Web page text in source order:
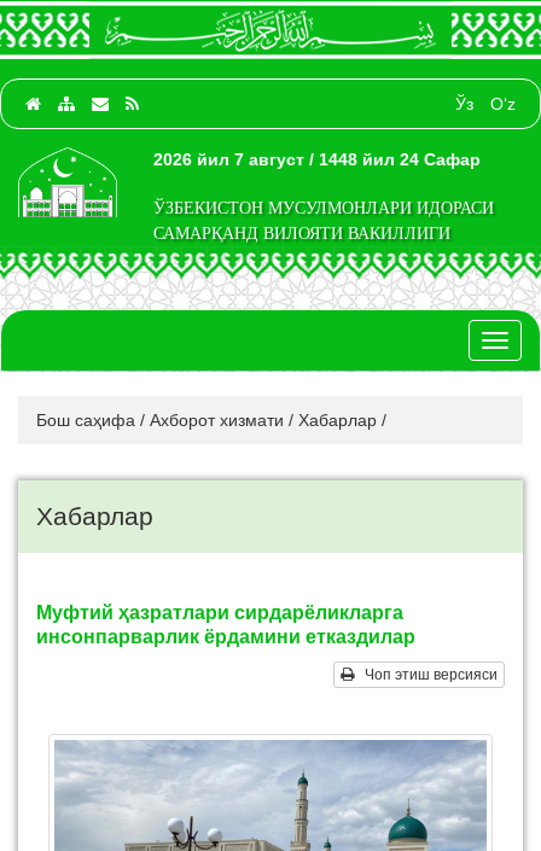
Ўз O‘z
2026 йил 7 август / 1448 йил 24 Сафар
ЎЗБЕКИСТОН МУСУЛМОНЛАРИ ИДОРАСИ
САМАРҚАНД ВИЛОЯТИ ВАКИЛЛИГИ
Бош саҳифа / Ахборот хизмати / Хабарлар /
Хабарлар
Муфтий ҳазратлари сирдарёликларга
инсонпарварлик ёрдамини етказдилар
Чоп этиш версияси